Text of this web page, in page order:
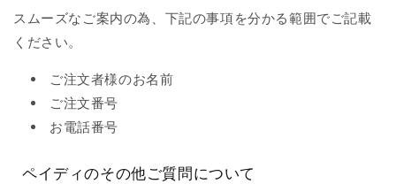
スムーズなご案内の為、下記の事項を分かる範囲でご記載
ください。
ご注文者様のお名前
ご注文番号
お電話番号
ペイディのその他ご質問について